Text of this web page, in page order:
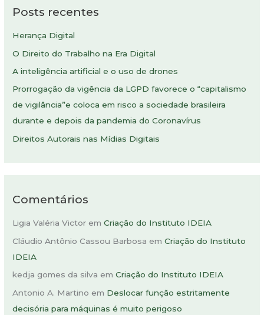
u
a
r
p
o
r
:
Posts recentes
Herança Digital
O Direito do Trabalho na Era Digital
A inteligência artificial e o uso de drones
Prorrogação da vigência da LGPD favorece o “capitalismo
de vigilância”e coloca em risco a sociedade brasileira
durante e depois da pandemia do Coronavírus
Direitos Autorais nas Mídias Digitais
Comentários
Ligia Valéria Victor emCriação do Instituto IDEIA
Cláudio Antônio Cassou Barbosa emCriação do Instituto
IDEIA
kedja gomes da silva emCriação do Instituto IDEIA
Antonio A. Martino em Deslocar função estritamente
decisória para máquinas é muito perigoso